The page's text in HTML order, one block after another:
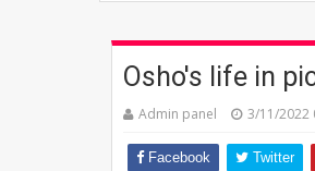
Osho's life in
Admin panel 3/11/2022
Facebook Twitter